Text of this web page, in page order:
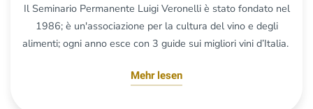
Il Seminario Permanente Luigi Veronelli è stato fondato nel
1986; è un'associazione per la cultura del vino e degli
alimenti; ogni anno esce con 3 guide sui migliori vini d’Italia.
Mehr lesen